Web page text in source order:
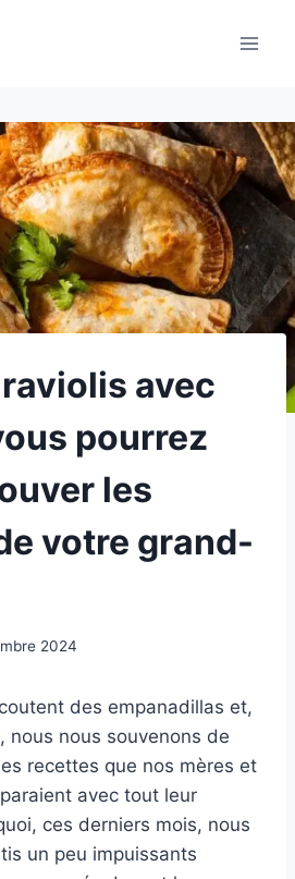
avec
pourrez
les
votre grand-
2024
des empanadillas et,
nous nous souvenons de
recettes que nos mères et
avec tout leur
ces derniers mois, nous
un peu impuissants